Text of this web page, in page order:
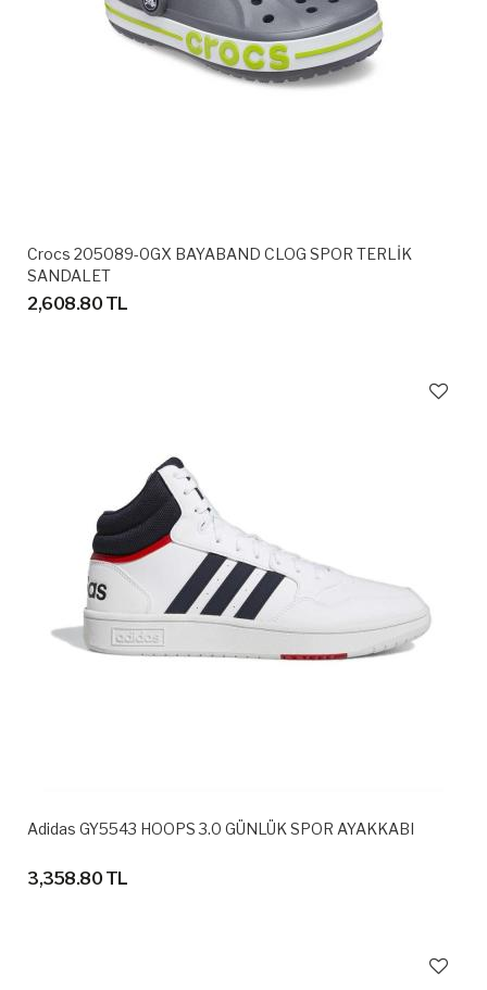
Crocs 205089-0GX BAYABAND CLOG SPOR TERLİK
SANDALET
2,608.80 TL
Adidas GY5543 HOOPS 3.0 GÜNLÜK SPOR AYAKKABI
3,358.80 TL